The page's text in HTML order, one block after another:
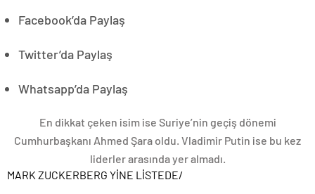
Facebook’da Paylaş
Twitter’da Paylaş
Whatsapp’da Paylaş
En dikkat çeken isim ise Suriye’nin geçiş dönemi
Cumhurbaşkanı Ahmed Şara oldu. Vladimir Putin ise bu kez
liderler arasında yer almadı.
MARK ZUCKERBERG YİNE LİSTEDE/